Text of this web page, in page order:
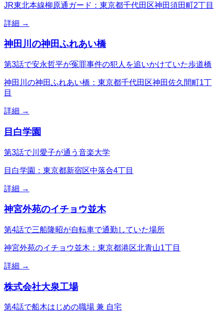
JR東北本線柳原通ガード：東京都千代田区神田須田町2丁目
詳細 →
神田川の神田ふれあい橋
第3話で安永哲平が冤罪事件の犯人を追いかけていた歩道橋
神田川の神田ふれあい橋：東京都千代田区神田佐久間町1丁
目
詳細 →
目白学園
第3話で川愛子が通う音楽大学
目白学園：東京都新宿区中落合4丁目
詳細 →
神宮外苑のイチョウ並木
第4話で三船隆昭が自転車で通勤していた場所
神宮外苑のイチョウ並木：東京都港区北青山1丁目
詳細 →
株式会社大泉工場
第4話で船木はじめの職場 兼 自宅